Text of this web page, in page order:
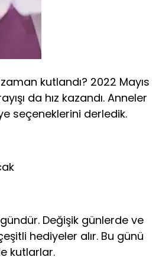
kutlandı? 2022 Mayıs
da hız kazandı. Anneler
seçeneklerini derledik.
Değişik günlerde ve
hediyeler alır. Bu günü
kutlarlar.